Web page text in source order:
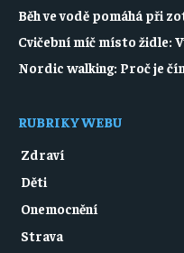
Běh ve vodě pomáhá při
Cvičební míč místo židle:
Nordic walking: Proč je
RUBRIKY WEBU
Zdraví
Děti
Onemocnění
Strava